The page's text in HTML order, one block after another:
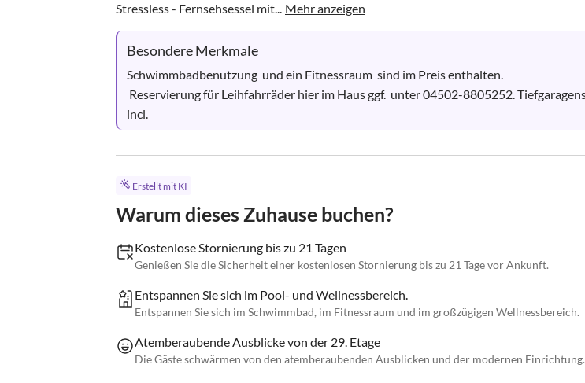
Stressless - Fernsehsessel mit... Mehr anzeigen
Besondere Merkmale
Schwimmbadbenutzung  und ein Fitnessraum  sind im Preis enthalten.
incl.
Erstellt mit KI
Warum dieses Zuhause buchen?
Kostenlose Stornierung bis zu 21 Tagen
Genießen Sie die Sicherheit einer kostenlosen Stornierung bis zu 21 Tage vor Ankunft.
Entspannen Sie sich im Pool- und Wellnessbereich.
Entspannen Sie sich im Schwimmbad, im Fitnessraum und im großzügigen Wellnessbereich.
Atemberaubende Ausblicke von der 29. Etage
Die Gäste schwärmen von den atemberaubenden Ausblicken und der modernen Einrichtung.